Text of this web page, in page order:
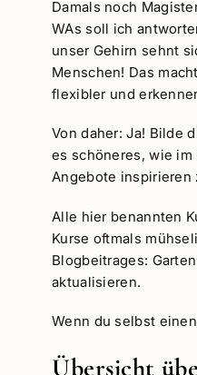
Damals noch
WAs soll ich
unser Gehirn sehnt
Menschen! Das
flexibler und
Von daher: Ja! Bilde
es schöneres, wie
Angebote inspirieren
Alle hier benannten
Kurse oftmals
Blogbeitrages:
aktualisieren.
Wenn du selbst
Übersicht